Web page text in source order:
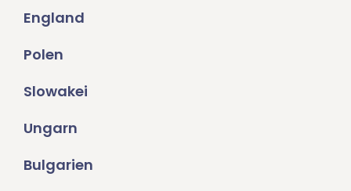
England
Polen
Slowakei
Ungarn
Bulgarien